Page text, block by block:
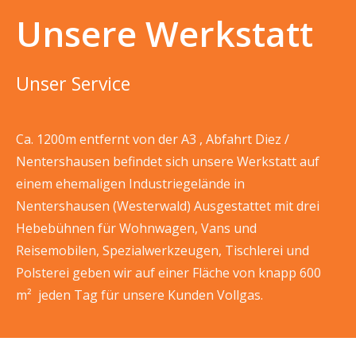
Unsere Werkstatt
Unser Service
Ca. 1200m entfernt von der A3 , Abfahrt Diez /
Nentershausen befindet sich unsere Werkstatt auf
einem ehemaligen Industriegelände in
Nentershausen (Westerwald) Ausgestattet mit drei
Hebebühnen für Wohnwagen, Vans und
Reisemobilen, Spezialwerkzeugen, Tischlerei und
Polsterei geben wir auf einer Fläche von knapp 600
m² jeden Tag für unsere Kunden Vollgas.